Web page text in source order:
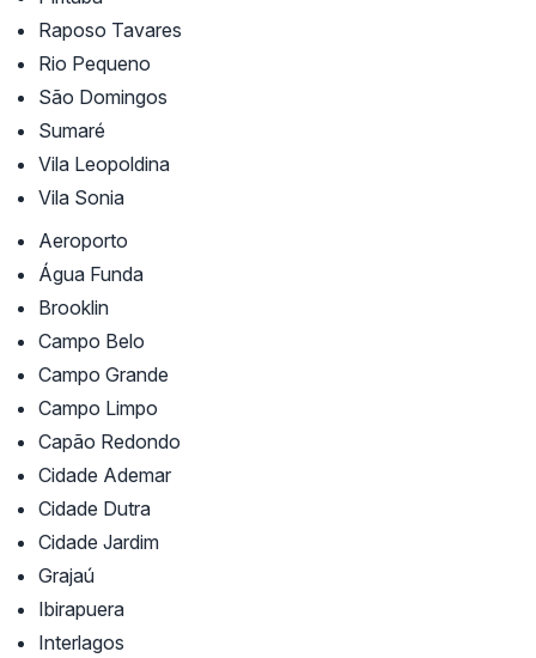
Raposo Tavares
Rio Pequeno
São Domingos
Sumaré
Vila Leopoldina
Vila Sonia
Aeroporto
Água Funda
Brooklin
Campo Belo
Campo Grande
Campo Limpo
Capão Redondo
Cidade Ademar
Cidade Dutra
Cidade Jardim
Grajaú
Ibirapuera
Interlagos